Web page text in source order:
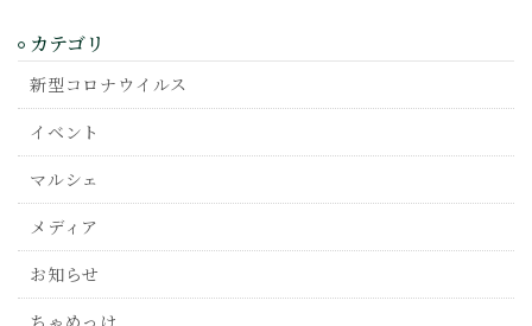
カテゴリ
新型コロナウイルス
イベント
マルシェ
メディア
お知らせ